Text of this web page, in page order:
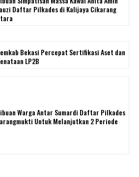
Daftar Pilkades di Kalijaya Cikarang
Bekasi Percepat Sertifikasi Aset dan
LP2B
Warga Antar Sumardi Daftar Pilkades
Untuk Melanjutkan 2 Periode